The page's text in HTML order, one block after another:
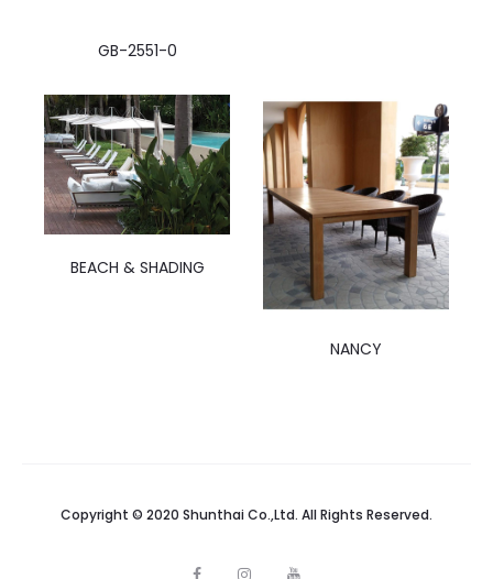
GB-2551-0
BEACH & SHADING
NANCY
Copyright © 2020 Shunthai Co.,Ltd. All Rights Reserved.